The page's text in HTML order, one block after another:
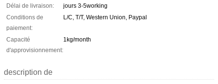
Délai de livraison:
jours 3-5working
Conditions de
paiement:
L/C, T/T, Western Union, Paypal
Capacité
d'approvisionnement:
1kg/month
description de